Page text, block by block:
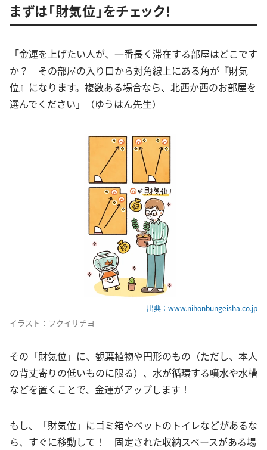
まずは「財気位」をチェック！
「金運を上げたい人が、一番長く滞在する部屋はどこです
か？ その部屋の入り口から対角線上にある角が『財気
位』になります。複数ある場合なら、北西か西のお部屋を
選んでください」（ゆうはん先生）
出典：www.nihonbungeisha.co.jp
イラスト：フクイサチヨ
その「財気位」に、観葉植物や円形のもの（ただし、本人
の背丈寄りの低いものに限る）、水が循環する噴水や水槽
などを置くことで、金運がアップします！
もし、「財気位」にゴミ箱やペットのトイレなどがあるな
ら、すぐに移動して！ 固定された収納スペースがある場